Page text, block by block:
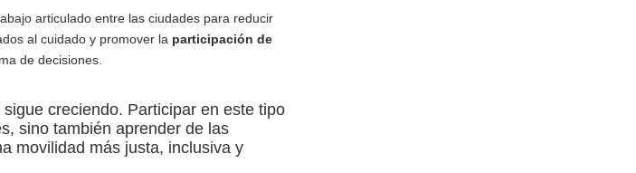
articulado entre las ciudades para reducir
al cuidado y promover la participación de
de decisiones.
creciendo. Participar en este tipo
sino también aprender de las
movilidad más justa, inclusiva y